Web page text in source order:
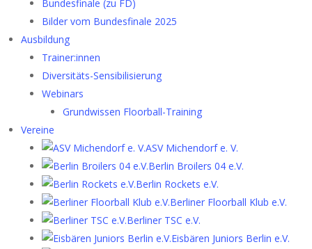
Bundesfinale (zu FD)
Bilder vom Bundesfinale 2025
Ausbildung
Trainer:innen
Diversitäts-Sensibilisierung
Webinars
Grundwissen Floorball-Training
Vereine
ASV Michendorf e. V.
Berlin Broilers 04 e.V.
Berlin Rockets e.V.
Berliner Floorball Klub e.V.
Berliner TSC e.V.
Eisbären Juniors Berlin e.V.